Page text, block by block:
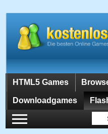
HTML5 Games
Downloadgames